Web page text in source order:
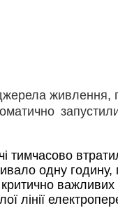
живлення,
запустили
тимчасово
одну годину,
важливих
лінії